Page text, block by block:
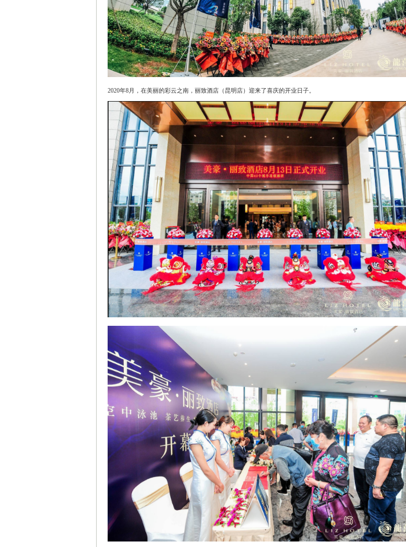
2020年8月，在美丽的彩云之南，丽致酒店（昆明店）迎来了喜庆的开业日子。